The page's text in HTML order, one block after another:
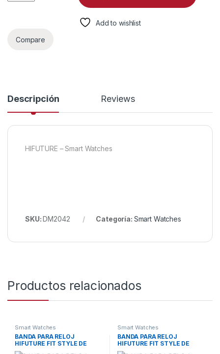
Add to wishlist
Compare
Descripción Reviews
HIFUTURE – Smart Watches
SKU:DM2042 Categoría: Smart Watches
Productos relacionados
Smart Watches
BANDA PARA RELOJ
HIFUTURE FIT STYLE DE
22MM NEGRO
Smart Watches
BANDA PARA RELOJ
HIFUTURE FIT STYLE DE
22MM ROSADO